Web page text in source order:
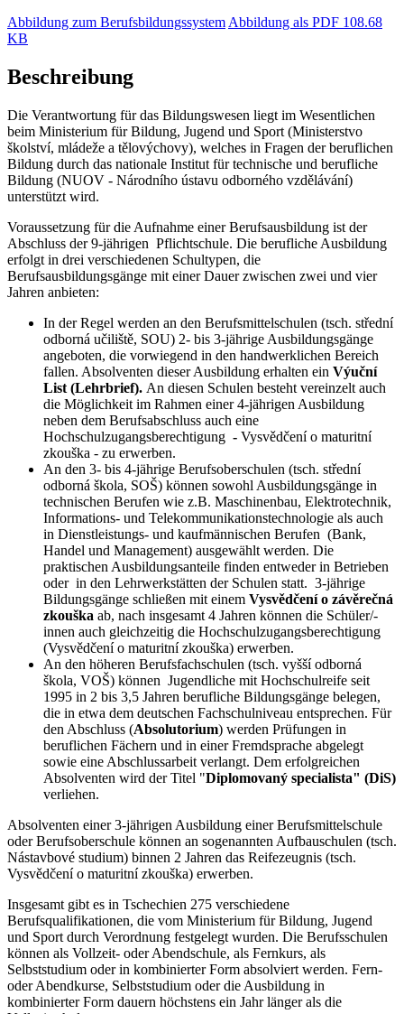
Abbildung zum Berufsbildungssystem Abbildung als PDF 108.68
KB
Beschreibung
Die Verantwortung für das Bildungswesen liegt im Wesentlichen
beim Ministerium für Bildung, Jugend und Sport (Ministerstvo
školství, mládeže a tělovýchovy), welches in Fragen der beruflichen
Bildung durch das nationale Institut für technische und berufliche
Bildung (NUOV - Národního ústavu odborného vzdělávání)
unterstützt wird.
Voraussetzung für die Aufnahme einer Berufsausbildung ist der
Abschluss der 9-jährigen Pflichtschule. Die berufliche Ausbildung
erfolgt in drei verschiedenen Schultypen, die
Berufsausbildungsgänge mit einer Dauer zwischen zwei und vier
Jahren anbieten:
In der Regel werden an den Berufsmittelschulen (tsch. střední
odborná učiliště, SOU) 2- bis 3-jährige Ausbildungsgänge
angeboten, die vorwiegend in den handwerklichen Bereich
fallen. Absolventen dieser Ausbildung erhalten ein Výuční
List (Lehrbrief). An diesen Schulen besteht vereinzelt auch
die Möglichkeit im Rahmen einer 4-jährigen Ausbildung
neben dem Berufsabschluss auch eine
Hochschulzugangsberechtigung - Vysvědčení o maturitní
zkouška - zu erwerben.
An den 3- bis 4-jährige Berufsoberschulen (tsch. střední
odborná škola, SOŠ) können sowohl Ausbildungsgänge in
technischen Berufen wie z.B. Maschinenbau, Elektrotechnik,
Informations- und Telekommunikationstechnologie als auch
in Dienstleistungs- und kaufmännischen Berufen (Bank,
Handel und Management) ausgewählt werden. Die
praktischen Ausbildungsanteile finden entweder in Betrieben
oder in den Lehrwerkstätten der Schulen statt. 3-jährige
Bildungsgänge schließen mit einem Vysvědčení o závěrečná
zkouška ab, nach insgesamt 4 Jahren können die Schüler/-
innen auch gleichzeitig die Hochschulzugangsberechtigung
(Vysvědčení o maturitní zkouška) erwerben.
An den höheren Berufsfachschulen (tsch. vyšší odborná
škola, VOŠ) können Jugendliche mit Hochschulreife seit
1995 in 2 bis 3,5 Jahren berufliche Bildungsgänge belegen,
die in etwa dem deutschen Fachschulniveau entsprechen. Für
den Abschluss (Absolutorium) werden Prüfungen in
beruflichen Fächern und in einer Fremdsprache abgelegt
sowie eine Abschlussarbeit verlangt. Dem erfolgreichen
Absolventen wird der Titel "Diplomovaný specialista" (DiS)
verliehen.
Absolventen einer 3-jährigen Ausbildung einer Berufsmittelschule
oder Berufsoberschule können an sogenannten Aufbauschulen (tsch.
Nástavbové studium) binnen 2 Jahren das Reifezeugnis (tsch.
Vysvědčení o maturitní zkouška) erwerben.
Insgesamt gibt es in Tschechien 275 verschiedene
Berufsqualifikationen, die vom Ministerium für Bildung, Jugend
und Sport durch Verordnung festgelegt wurden. Die Berufsschulen
können als Vollzeit- oder Abendschule, als Fernkurs, als
Selbststudium oder in kombinierter Form absolviert werden. Fern-
oder Abendkurse, Selbststudium oder die Ausbildung in
kombinierter Form dauern höchstens ein Jahr länger als die